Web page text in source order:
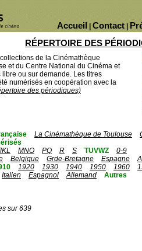
Contact
Accueil
RÉPERTOIRE DES
de la Cinémathèque
et du Centre National du Cinéma et
ou sur demande. Les titres
numérisés en coopération avec la
des périodiques)
La Cinémathèque de Toulouse
MNO PQ R S TUVWZ
0-9
Belgique Grde-Bretagne Espagne
1920 1930 1940 1950 1960
Italien Espagnol Allemand
Autres
sur 639